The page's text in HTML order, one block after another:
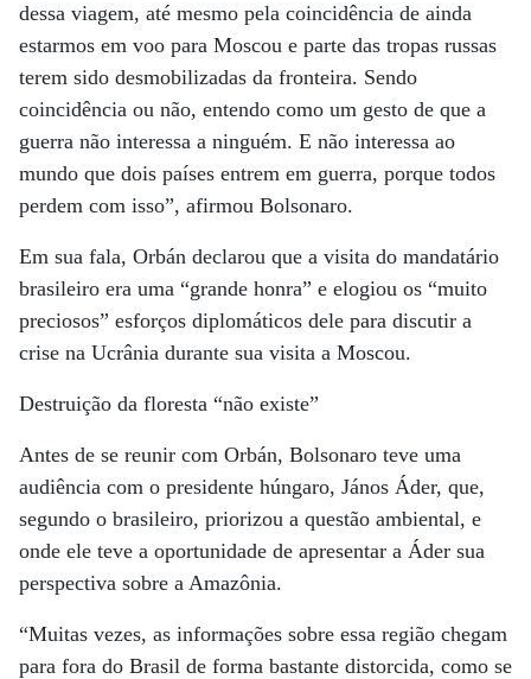
dessa viagem, até mesmo pela coincidência de ainda
estarmos em voo para Moscou e parte das tropas russas
terem sido desmobilizadas da fronteira. Sendo
coincidência ou não, entendo como um gesto de que a
guerra não interessa a ninguém. E não interessa ao
mundo que dois países entrem em guerra, porque todos
perdem com isso”, afirmou Bolsonaro.
Em sua fala, Orbán declarou que a visita do mandatário
brasileiro era uma “grande honra” e elogiou os “muito
preciosos” esforços diplomáticos dele para discutir a
crise na Ucrânia durante sua visita a Moscou.
Destruição da floresta “não existe”
Antes de se reunir com Orbán, Bolsonaro teve uma
audiência com o presidente húngaro, János Áder, que,
segundo o brasileiro, priorizou a questão ambiental, e
onde ele teve a oportunidade de apresentar a Áder sua
perspectiva sobre a Amazônia.
“Muitas vezes, as informações sobre essa região chegam
para fora do Brasil de forma bastante distorcida, como se